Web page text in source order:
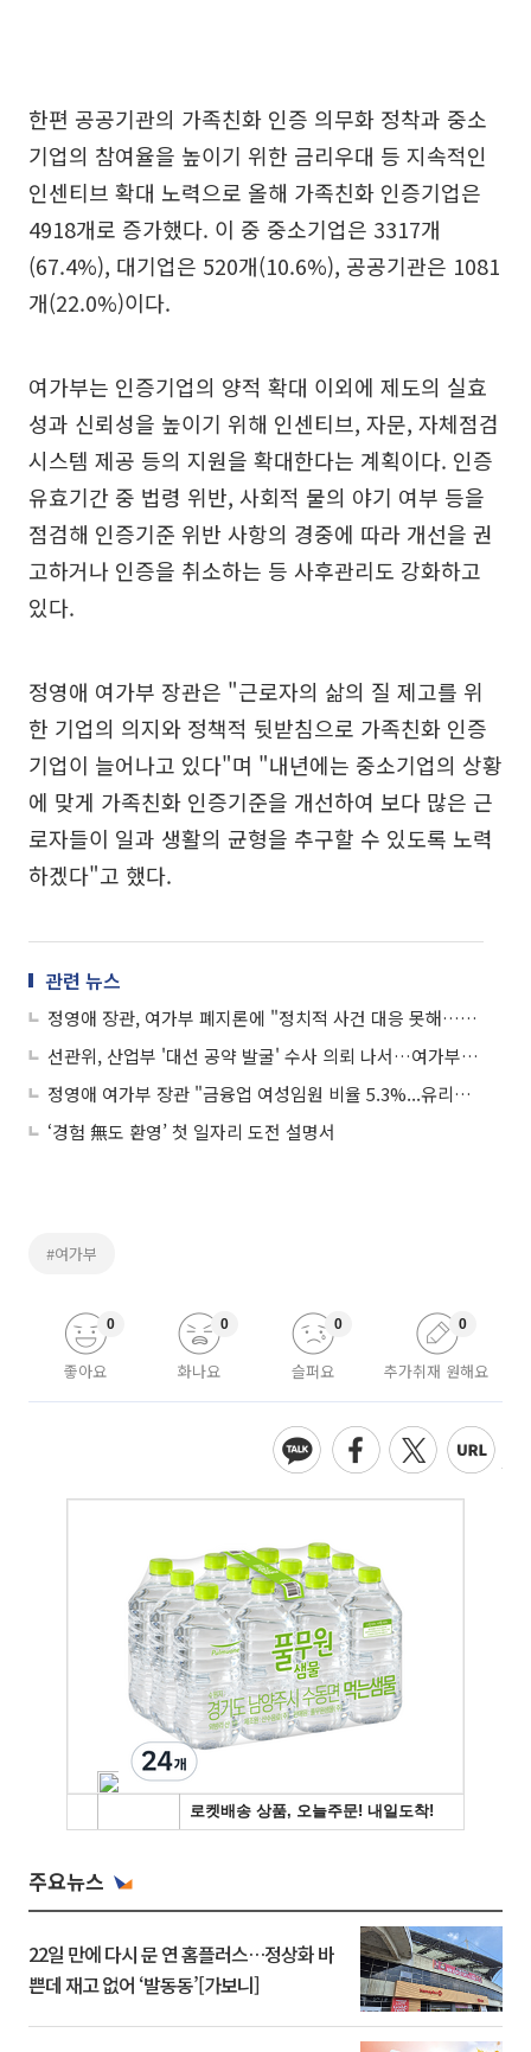
한편 공공기관의 가족친화 인증 의무화 정착과 중소
기업의 참여율을 높이기 위한 금리우대 등 지속적인
인센티브 확대 노력으로 올해 가족친화 인증기업은
4918개로 증가했다. 이 중 중소기업은 3317개
(67.4%), 대기업은 520개(10.6%), 공공기관은 1081
개(22.0%)이다.
여가부는 인증기업의 양적 확대 이외에 제도의 실효
성과 신뢰성을 높이기 위해 인센티브, 자문, 자체점검
시스템 제공 등의 지원을 확대한다는 계획이다. 인증
유효기간 중 법령 위반, 사회적 물의 야기 여부 등을
점검해 인증기준 위반 사항의 경중에 따라 개선을 권
고하거나 인증을 취소하는 등 사후관리도 강화하고
있다.
정영애 여가부 장관은 "근로자의 삶의 질 제고를 위
한 기업의 의지와 정책적 뒷받침으로 가족친화 인증
기업이 늘어나고 있다"며 "내년에는 중소기업의 상황
에 맞게 가족친화 인증기준을 개선하여 보다 많은 근
로자들이 일과 생활의 균형을 추구할 수 있도록 노력
하겠다"고 했다.
관련 뉴스
정영애 장관, 여가부 폐지론에 "정치적 사건 대응 못해…본연의 기능 할 것"
선관위, 산업부 '대선 공약 발굴' 수사 의뢰 나서…여가부에도 이어질까
정영애 여가부 장관 "금융업 여성임원 비율 5.3%...유리천장 공고"
‘경험 無도 환영’ 첫 일자리 도전 설명서
#여가부
좋아요
0
화나요
0
슬퍼요
0
추가취재 원해요
0
주요뉴스
22일 만에 다시 문 연 홈플러스…정상화 바
쁜데 재고 없어 ‘발동동’[가보니]